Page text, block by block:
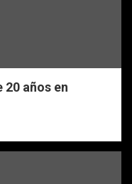
años en